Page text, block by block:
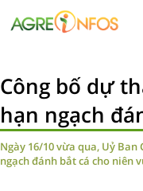
Công bố dự
hạn ngạch
Ngày 16/10 vừa qua, Uỷ Ban
ngạch đánh bắt cá cho niên